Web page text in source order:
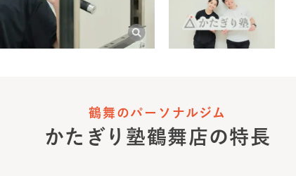
鶴舞のパーソナルジム
かたぎり塾鶴舞店の特長